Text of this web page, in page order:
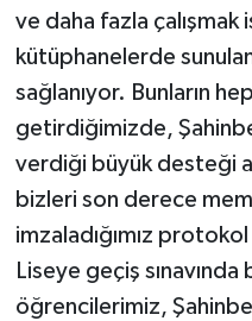
ve daha fazla
kütüphanelerde
sağlanıyor. Bunların
getirdiğimizde,
verdiği büyük desteği
bizleri son derece
imzaladığımız
Liseye geçiş sınavında
öğrencilerimiz,